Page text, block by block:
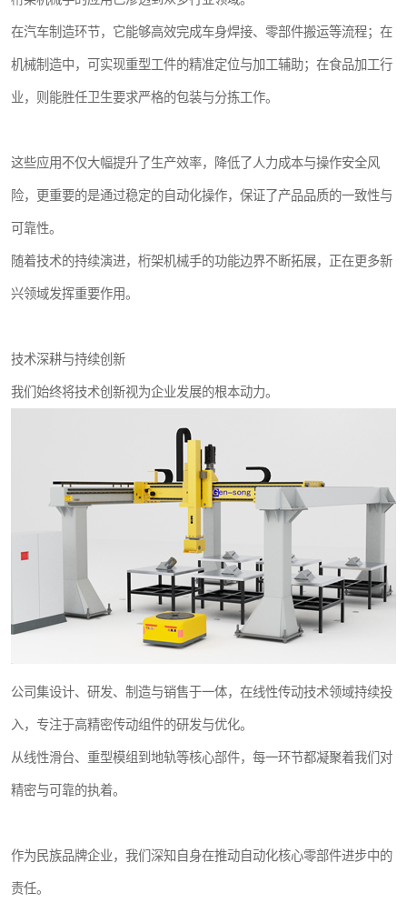
在汽车制造环节，它能够高效完成车身焊接、零部件搬运等流程；在
机械制造中，可实现重型工件的精准定位与加工辅助；在食品加工行
业，则能胜任卫生要求严格的包装与分拣工作。
这些应用不仅大幅提升了生产效率，降低了人力成本与操作安全风
险，更重要的是通过稳定的自动化操作，保证了产品品质的一致性与
可靠性。
随着技术的持续演进，桁架机械手的功能边界不断拓展，正在更多新
兴领域发挥重要作用。
技术深耕与持续创新
我们始终将技术创新视为企业发展的根本动力。
公司集设计、研发、制造与销售于一体，在线性传动技术领域持续投
入，专注于高精密传动组件的研发与优化。
从线性滑台、重型模组到地轨等核心部件，每一环节都凝聚着我们对
精密与可靠的执着。
作为民族品牌企业，我们深知自身在推动自动化核心零部件进步中的
责任。